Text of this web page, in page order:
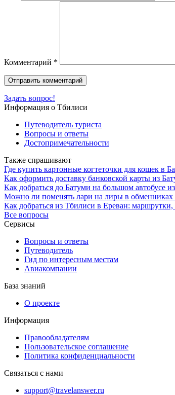
Комментарий *
Задать вопрос!
Информация о Тбилиси
Путеводитель туриста
Вопросы и ответы
Достопримечательности
Также спрашивают
Где купить картонные когтеточки для кошек в
Как оформить доставку банковской карты из
Как добраться до Батуми на большом автобусе
Можно ли поменять лари на лиры в обменниках
Как добраться из Тбилиси в Ереван:
Все вопросы
Сервисы
Вопросы и ответы
Путеводитель
Гид по интересным местам
Авиакомпании
База знаний
О проекте
Информация
Правообладателям
Пользовательское соглашение
Политика конфиденциальности
Связаться с нами
support@travelanswer.ru